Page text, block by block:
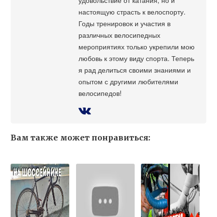
настоящую страсть к велоспорту.
Годы тренировок и участия в
различных велосипедных
мероприятиях только укрепили мою
любовь к этому виду спорта. Теперь
я рад делиться своими знаниями и
опытом с другими любителями
велосипедов!
Вам также может понравиться: